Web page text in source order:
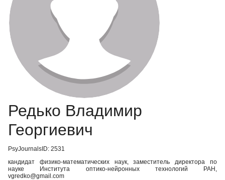
Редько Владимир
Георгиевич
PsyJournalsID: 2531
кандидат физико-математических наук, заместитель директора по
науке Института оптико-нейронных технологий РАН,
vgredko@gmail.com